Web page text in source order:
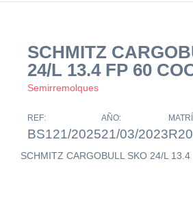
SCHMITZ
24/L 13.4 FP 60
Semirremolques
REF:
BS121/2025
AÑO:
21/03/2023
SCHMITZ CARGOBULL SKO 24/L 13.4